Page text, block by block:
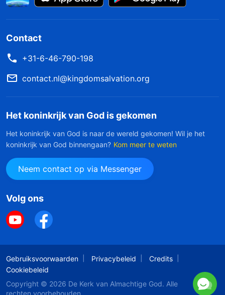
Contact
+31-6-46-790-198
contact.nl@kingdomsalvation.org
Het koninkrijk van God is gekomen
Het koninkrijk van God is naar de wereld gekomen! Wil je het
koninkrijk van God binnengaan? Kom meer te weten
Neem contact op via Messenger
Volg ons
Gebruiksvoorwaarden Privacybeleid
Credits
Cookiebeleid
Copyright © 2026 De Kerk van Almachtige God. Alle
rechten voorbehouden.